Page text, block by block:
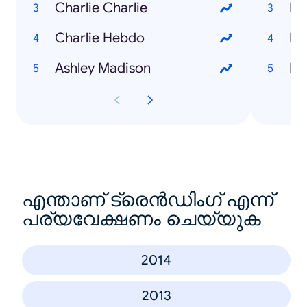
Charlie Charlie
Charlie Hebdo
Ashley Madison
എന്താണ് ട്രെൻഡിംഗ് എന്ന്
പര്യവേക്ഷണം ചെയ്യുക
2014
2013